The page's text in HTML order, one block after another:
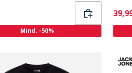
Mind. -50%